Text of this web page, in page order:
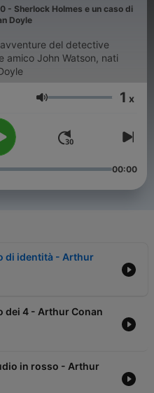
- Sherlock Holmes e un caso di
Doyle
del detective
amico John Watson, nati
Głośność 1 x
00:00
di identità - Arthur
dei 4 - Arthur Conan
in rosso - Arthur